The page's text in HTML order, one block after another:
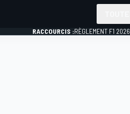
RACCOURCIS :RÈGLEMENT F1 2026